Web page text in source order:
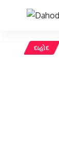
દાહોદ